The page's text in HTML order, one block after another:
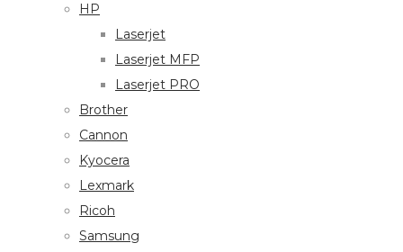
HP
Laserjet
Laserjet MFP
Laserjet PRO
Brother
Cannon
Kyocera
Lexmark
Ricoh
Samsung